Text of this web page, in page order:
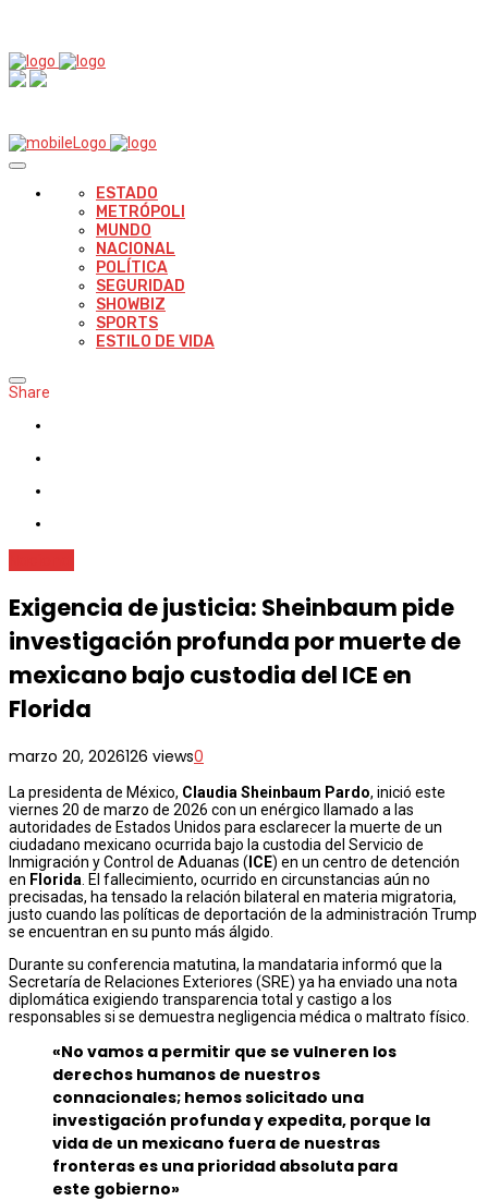
ESTADO
METRÓPOLI
MUNDO
NACIONAL
POLÍTICA
SEGURIDAD
SHOWBIZ
SPORTS
ESTILO DE VIDA
Share
Exigencia de justicia: Sheinbaum pide
investigación profunda por muerte de
mexicano bajo custodia del ICE en
Florida
marzo 20, 2026126 views0
La presidenta de México, Claudia Sheinbaum Pardo, inició este
viernes 20 de marzo de 2026 con un enérgico llamado a las
autoridades de Estados Unidos para esclarecer la muerte de un
ciudadano mexicano ocurrida bajo la custodia del Servicio de
Inmigración y Control de Aduanas ( ICE) en un centro de detención
en Florida . El fallecimiento, ocurrido en circunstancias aún no
precisadas, ha tensado la relación bilateral en materia migratoria,
justo cuando las políticas de deportación de la administración Trump
se encuentran en su punto más álgido.
Durante su conferencia matutina, la mandataria informó que la
Secretaría de Relaciones Exteriores (SRE) ya ha enviado una nota
diplomática exigiendo transparencia total y castigo a los
responsables si se demuestra negligencia médica o maltrato físico.
«No vamos a permitir que se vulneren los
derechos humanos de nuestros
connacionales; hemos solicitado una
investigación profunda y expedita, porque la
vida de un mexicano fuera de nuestras
fronteras es una prioridad absoluta para
este gobierno»